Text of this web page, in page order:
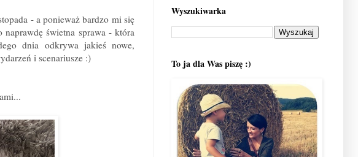
- a ponieważ bardzo mi się
naprawdę świetna sprawa - która
dnia odkrywa jakieś nowe,
i scenariusze :)
Wyszukiwarka
To ja dla Was piszę :)